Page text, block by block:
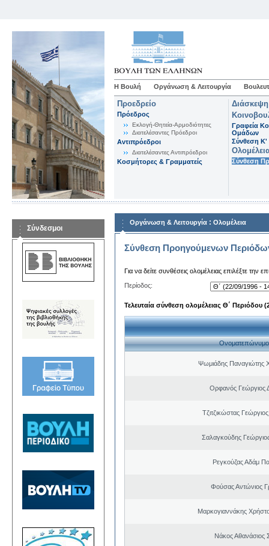
Η Βουλή Οργάνωση & Λειτουργία
Προεδρείο
Πρόεδρος
Εκλογή-Θητεία-Αρμοδιότητες
Διατελέσαντες Πρόεδροι
Αντιπρόεδροι
Διατελέσαντες Αντιπρόεδροι
Κοσμήτορες & Γραμματείς
Γραφεία
Ομάδων
Σύνθεση K'
Σύνθεση
Σύνδεσμοι
Οργάνωση & Λειτουργία : Ολομέλεια
Σύνθεση Προηγούμενων
Για να δείτε συνθέσεις ολομέλειας επιλέξτε την
Περίοδος:
Τελευταία σύνθεση ολομέλειας Θ΄ Περιόδου
Ονοματεπώνυμο
Ψωμιάδης Παναγιώτης
Ορφανός Γεώργιος
Τζιτζικώστας
Σαλαγκούδης
Ρεγκούζας Αδάμ
Φούσας Αντώνιος
Μαρκογιαννάκης
Νάκος Αθανάσιος